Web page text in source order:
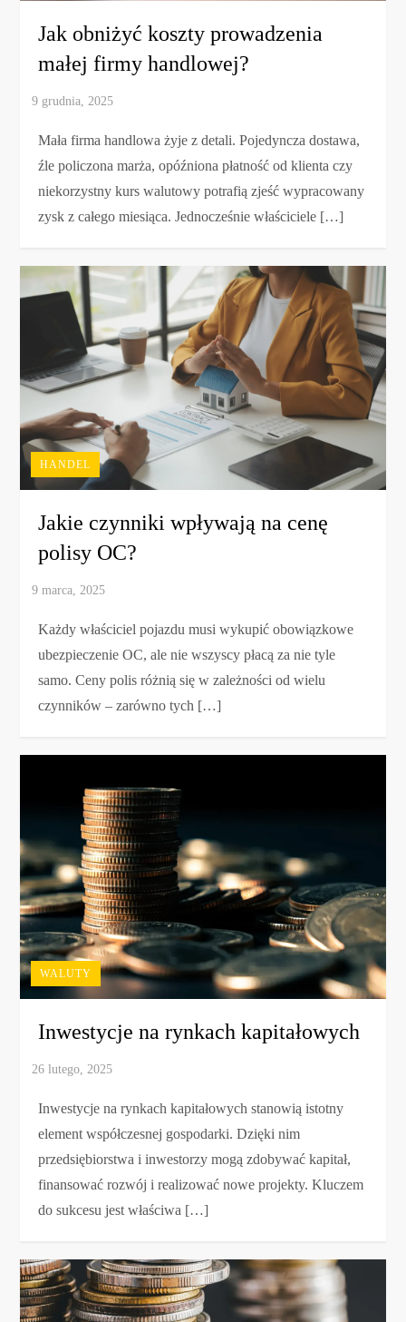
Jak obniżyć koszty prowadzenia
małej firmy handlowej?
Mała firma handlowa żyje z detali. Pojedyncza dostawa,
źle policzona marża, opóźniona płatność od klienta czy
niekorzystny kurs walutowy potrafią zjeść wypracowany
zysk z całego miesiąca. Jednocześnie właściciele […]
HANDEL
Jakie czynniki wpływają na cenę
polisy OC?
Każdy właściciel pojazdu musi wykupić obowiązkowe
ubezpieczenie OC, ale nie wszyscy płacą za nie tyle
samo. Ceny polis różnią się w zależności od wielu
czynników – zarówno tych […]
WALUTY
Inwestycje na rynkach kapitałowych
Inwestycje na rynkach kapitałowych stanowią istotny
element współczesnej gospodarki. Dzięki nim
przedsiębiorstwa i inwestorzy mogą zdobywać kapitał,
finansować rozwój i realizować nowe projekty. Kluczem
do sukcesu jest właściwa […]